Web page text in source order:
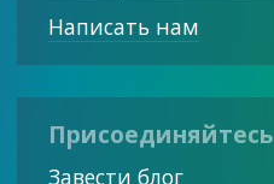
Написать нам
Присоединяйтесь
Завести блог